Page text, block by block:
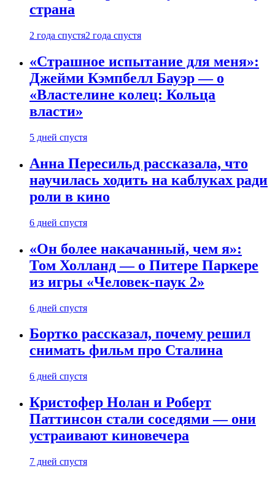
страна
2 года спустя2 года спустя
«Страшное испытание для меня»:
Джейми Кэмпбелл Бауэр — о
«Властелине колец: Кольца
власти»
5 дней спустя
Анна Пересильд рассказала, что
научилась ходить на каблуках ради
роли в кино
6 дней спустя
«Он более накачанный, чем я»:
Том Холланд — о Питере Паркере
из игры «Человек-паук 2»
6 дней спустя
Бортко рассказал, почему решил
снимать фильм про Сталина
6 дней спустя
Кристофер Нолан и Роберт
Паттинсон стали соседями — они
устраивают киновечера
7 дней спустя